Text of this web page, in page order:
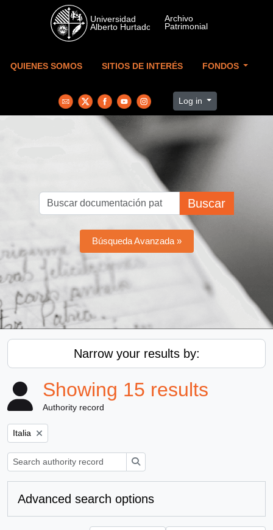
Skip to main content
QUIENES SOMOS SITIOS DE INTERÉS FONDOS
Log in
Buscar
Búsqueda Avanzada »
Narrow your results by:
Showing 15 results
Authority record
Remove filter:
Italia
Advanced search options